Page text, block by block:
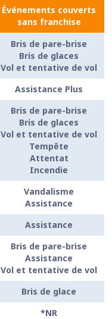
Événements couverts
sans franchise
Bris de pare-brise
Bris de glaces
Vol et tentative de vol
Assistance Plus
Bris de pare-brise
Bris de glaces
Vol et tentative de vol
Tempête
Attentat
Incendie
Vandalisme
Assistance
Assistance
Bris de pare-brise
Assistance
Vol et tentative de vol
Bris de glace
*NR